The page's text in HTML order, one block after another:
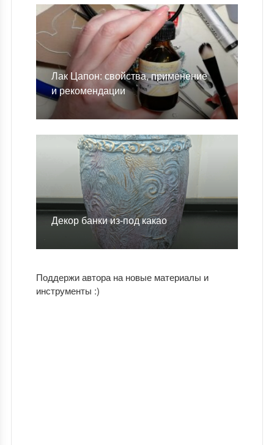
Лак Цапон: свойства, применение
и рекомендации
Декор банки из-под какао
Поддержи автора на новые материалы и
инструменты :)